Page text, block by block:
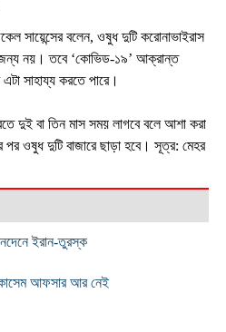
সায়েন্সের বলেন, ওষুধ দুটি করোনাভাইরাস
জন্য নয়। তবে ‘কোভিড-১৯’ আক্রান্ত
সাহায্য করতে পারে।
দুই বা তিন মাস সময় লাগবে বলে আশা করা
পর ওষুধ দুটি বাজারে ছাড়া হবে। সূত্র: মেহর
ইরান-তুরস্ক
আফসার আর নেই